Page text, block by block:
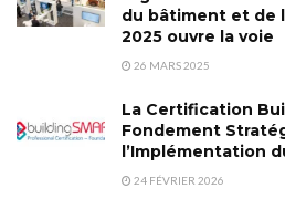
du bâtiment et de
2025 ouvre la voie
26 MARS 2025
La Certification
Fondement
l’Implémentation
24 FÉVRIER 2026